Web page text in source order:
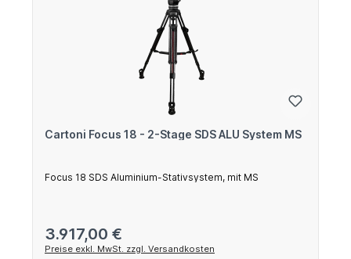
Cartoni Focus 18 - 2-Stage SDS ALU System MS
Focus 18 SDS Aluminium-Stativsystem, mit MS
Regulärer Preis:
3.917,00 €
Preise exkl. MwSt. zzgl. Versandkosten